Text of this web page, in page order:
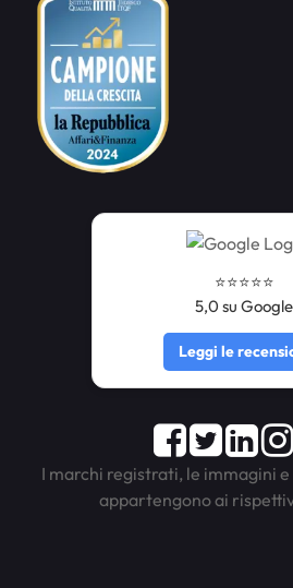
⭐️⭐️⭐️⭐️⭐️
5,0 su Google
Leggi le
Facebook
Twitter
I marchi registrati, le immagini e
appartengono ai